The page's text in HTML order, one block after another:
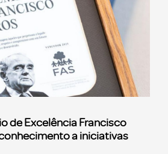
de Excelência Francisco
a iniciativas